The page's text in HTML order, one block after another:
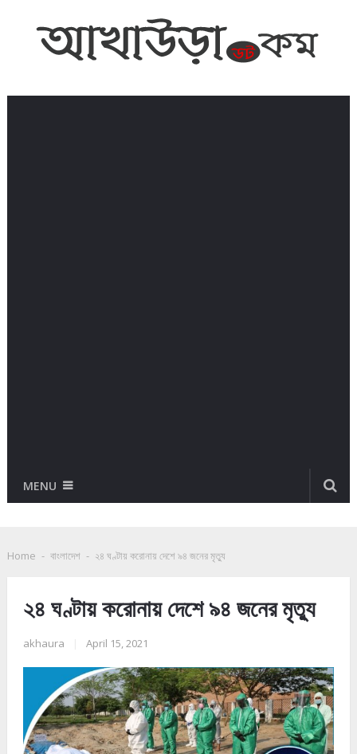
MENU
Home - বাংলাদেশ - ২৪ ঘণ্টায় করোনায় দেশে ৯৪ জনের মৃত্যু
২৪ ঘণ্টায় করোনায় দেশে ৯৪ জনের মৃত্যু
akhaura April 15, 2021